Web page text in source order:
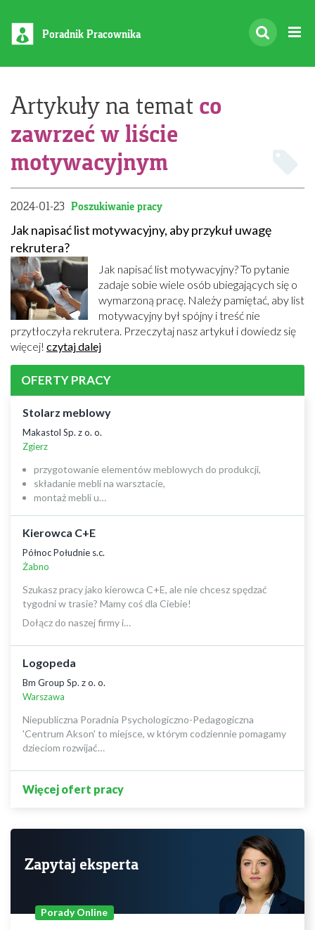
Poradnik Pracownika
Artykuły na temat co
zawrzeć w liście
motywacyjnym
2024-01-23 Poszukiwanie pracy
Jak napisać list motywacyjny, aby przykuł uwagę
rekrutera?
Jak napisać list motywacyjny? To pytanie
zadaje sobie wiele osób ubiegających się o
wymarzoną pracę. Należy pamiętać, aby list
motywacyjny był spójny i treść nie
przytłoczyła rekrutera. Przeczytaj nasz artykuł i dowiedz się
więcej! czytaj dalej
OFERTY PRACY
Stolarz meblowy
Makastol Sp. z o. o.
Zgierz
przygotowanie elementów meblowych do produkcji,
składanie mebli na warsztacie,
montaż mebli u…
Kierowca C+E
Północ Południe s.c.
Żabno
Szukasz pracy jako kierowca C+E, ale nie chcesz spędzać
tygodni w trasie? Mamy coś dla Ciebie!
Dołącz do naszej firmy i…
Logopeda
Bm Group Sp. z o. o.
Warszawa
Niepubliczna Poradnia Psychologiczno-Pedagogiczna
'Centrum Akson' to miejsce, w którym codziennie pomagamy
dzieciom rozwijać…
Więcej ofert pracy
Zapytaj eksperta
Porady Online